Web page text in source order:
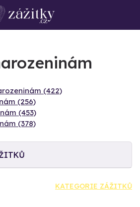
(422)
(256)
(453)
(378)
KATEGORIE ZÁŽITKŮ